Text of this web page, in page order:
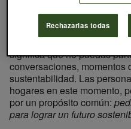
La pandemia de
diaria y transformado el
significa que no puedas
conversaciones, momentos
sustentabilidad. Las
hogares en este momento,
por un propósito común:
para lograr un futuro
Rechazarlas todas